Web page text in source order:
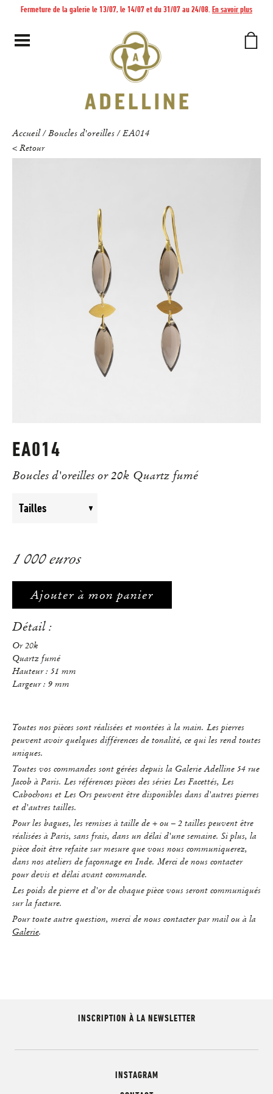
Fermeture de la galerie le 13/07, le 14/07 et du 31/07 au 24/08. En savoir plus
Accueil/Boucles d'oreilles /EA014
< Retour
EA014
Boucles d'oreilles or 20k Quartz fumé
1 000 euros
Ajouter à mon panier
Détail :
Or 20k
Quartz fumé
Hauteur : 51 mm
Largeur : 9 mm
Toutes nos pièces sont réalisées et montées à la main. Les pierres
peuvent avoir quelques différences de tonalité, ce qui les rend toutes
uniques.
Toutes vos commandes sont gérées depuis la Galerie Adelline 54 rue
Jacob à Paris. Les références pièces des séries Les Facettés, Les
Cabochons et Les Ors peuvent être disponibles dans d'autres pierres
et d'autres tailles.
Pour les bagues, les remises à taille de + ou – 2 tailles peuvent être
réalisées à Paris, sans frais, dans un délai d'une semaine. Si plus, la
pièce doit être refaite sur mesure que vous nous communiquerez,
dans nos ateliers de façonnage en Inde. Merci de nous contacter
pour devis et délai avant commande.
Les poids de pierre et d'or de chaque pièce vous seront communiqués
sur la facture.
Pour toute autre question, merci de nous contacter par mail ou à la
Galerie.
INSCRIPTION À LA NEWSLETTER
INSTAGRAM